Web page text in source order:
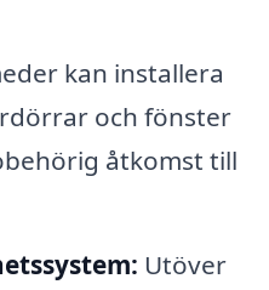
kan installera
och fönster
åtkomst till
Utöver